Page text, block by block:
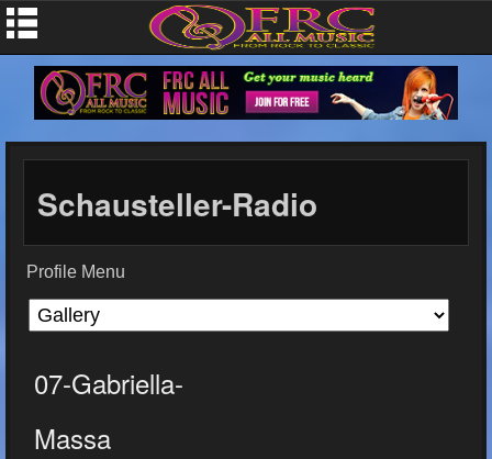
Schausteller-Radio
Profile Menu
07-Gabriella-
Massa